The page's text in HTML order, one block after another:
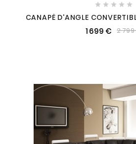
    
CANAPÉ D'ANGLE
CLAIR, ANGLE GAUCHE
1 699 € 2